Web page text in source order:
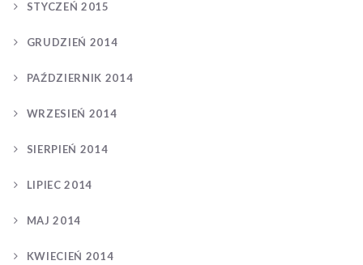
STYCZEŃ 2015
GRUDZIEŃ 2014
PAŹDZIERNIK 2014
WRZESIEŃ 2014
SIERPIEŃ 2014
LIPIEC 2014
MAJ 2014
KWIECIEŃ 2014